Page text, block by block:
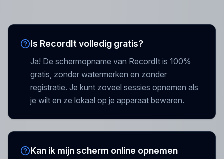
Is RecordIt volledig gratis?
Ja! De schermopname van RecordIt is 100%
gratis, zonder watermerken en zonder
registratie. Je kunt zoveel sessies opnemen als
je wilt en ze lokaal op je apparaat bewaren.
Kan ik mijn scherm online opnemen